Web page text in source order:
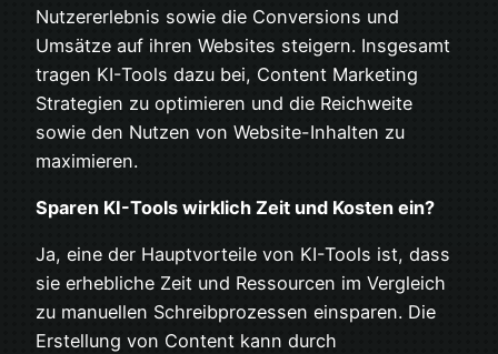
Nutzererlebnis sowie die Conversions und
Umsätze auf ihren Websites steigern. Insgesamt
tragen KI-Tools dazu bei, Content Marketing
Strategien zu optimieren und die Reichweite
sowie den Nutzen von Website-Inhalten zu
maximieren.
Sparen KI-Tools wirklich Zeit und Kosten ein?
Ja, eine der Hauptvorteile von KI-Tools ist, dass
sie erhebliche Zeit und Ressourcen im Vergleich
zu manuellen Schreibprozessen einsparen. Die
Erstellung von Content kann durch